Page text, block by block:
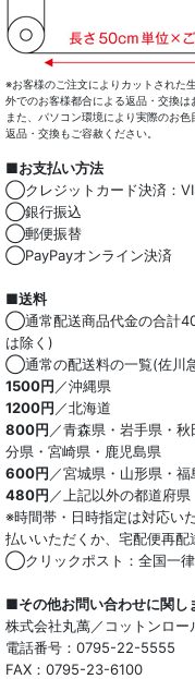
※お客様のご注文によりカットされた
外でのお客様都合による返品・交換は
また、パソコン環境により実際のお
返品・交換もご容赦ください。
■お支払い方法
◯クレジットカード決済：
◯銀行振込
◯郵便振替
◯PayPayオンライン決済
■送料
◯通常配送商品代金の合計
は除く)
◯通常の配送料の一覧(佐川
1500円 ／沖縄県
1200円 ／北海道
800円 ／青森県・岩手県・
分県・宮崎県・鹿児島県
600円 ／宮城県・山形県・福
480円 ／上記以外の都道府県
※時間帯・日時指定は対応い
払いいただくか、宅配便再配
◯クリックポスト：全国一
■その他お問い合わせに関し
株式会社丸萬／コットンロー
電話番号：0795-22-5555
FAX：0795-23-6100